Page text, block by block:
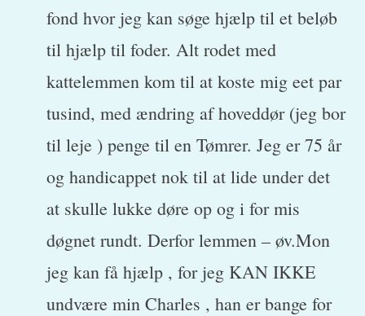
fond hvor jeg kan søge hjælp til et beløb
til hjælp til foder. Alt rodet med
kattelemmen kom til at koste mig eet par
tusind, med ændring af hoveddør (jeg bor
til leje ) penge til en Tømrer. Jeg er 75 år
og handicappet nok til at lide under det
at skulle lukke døre op og i for mis
døgnet rundt. Derfor lemmen – øv.Mon
jeg kan få hjælp , for jeg KAN IKKE
undvære min Charles , han er bange for